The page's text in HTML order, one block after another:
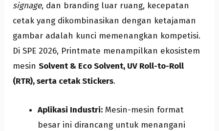
signage, dan branding luar ruang, kecepatan
cetak yang dikombinasikan dengan ketajaman
gambar adalah kunci memenangkan kompetisi.
Di SPE 2026, Printmate menampilkan ekosistem
mesinSolvent & Eco Solvent, UV Roll-to-Roll
(RTR), serta cetak Stickers.
Aplikasi Industri: Mesin-mesin format
besar ini dirancang untuk menangani